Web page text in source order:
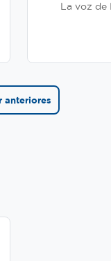
La voz de
anteriores